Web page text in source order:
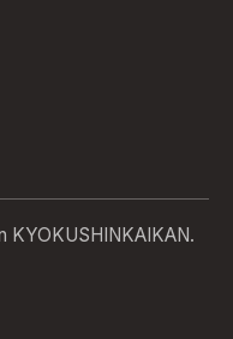
KYOKUSHINKAIKAN.